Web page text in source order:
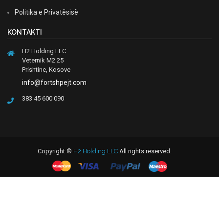
Politika e Privatësisë
KONTAKTI
H2 Holding LLC
Veternik M2 25
Prishtine, Kosove
info@fortshpejt.com
383 45 600 090
Copyright © H2 Holding LLC All rights reserved.